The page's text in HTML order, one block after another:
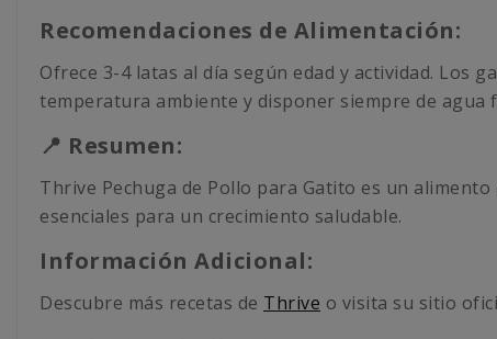
Recomendaciones de Alimentación:
Ofrece 3-4 latas al día según edad y actividad. Los
temperatura ambiente y disponer siempre de agua
📍 Resumen:
Thrive Pechuga de Pollo para Gatito es un
esenciales para un crecimiento saludable.
Información Adicional:
Descubre más recetas de Thrive o visita su sitio